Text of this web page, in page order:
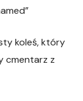
koleś, który
cmentarz z